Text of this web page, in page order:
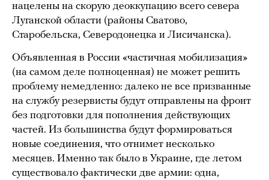
нацелены на скорую деоккупацию всего севера
Луганской области (районы Сватово,
Старобельска, Северодонецка и Лисичанска).
Объявленная в России «частичная мобилизация»
(на самом деле полноценная) не может решить
проблему немедленно: далеко не все призванные
на службу резервисты будут отправлены на фронт
без подготовки для пополнения действующих
частей. Из большинства будут формироваться
новые соединения, что отнимет несколько
месяцев. Именно так было в Украине, где летом
существовало фактически две армии: одна,